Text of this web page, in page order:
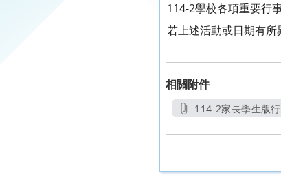
114-2學校各項重要行
若上述活動或日期有所
相關附件
114-2家長學生版